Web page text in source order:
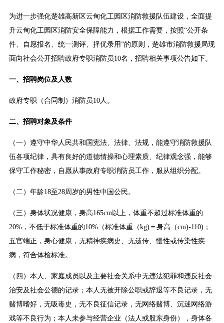
为进一步强化楚雄高新区云甸化工园区消防救援队伍建设，全面提
升云甸化工园区消防安全保障能力，根据工作需要，按照“公开条
件、自愿报名、统一测评、择优录用”的原则，楚雄市消防救援局现
面向社会公开招聘政府专职消防员10名，招聘相关事项公告如下。
一、招聘岗位及人数
政府专职（合同制）消防员10人。
二、招聘对象及条件
（一）遵守中华人民共和国宪法、法律、法规，能遵守消防救援队
伍各项纪律，具有良好的道德情操和心理素质、纪律观念强，能够
保守工作秘密，自愿从事政府专职消防员工作，服从组织分配。
（二）年龄18至28周岁的男性中国公民。
（三）身体状况健康，身高165cm以上，体重不超过标准体重的
20%，不低于标准体重的10%（标准体重（kg)＝身高（cm)-110)；
五官端正，身心健康，无精神疾病史、无遗传、慢性或传染性疾
病，符合体检标准。
（四）本人、家庭成员以及主要社会关系中无违法犯罪和违反社会
治安及社会公德的记录；本人无被开除公职或辞退等不良记录，无
赌博嗜好，无吸毒史，无不良征信记录，无网络赌博、沉迷网络游
戏等不良行为；本人未参与经营企业（法人或股东身份），身体各